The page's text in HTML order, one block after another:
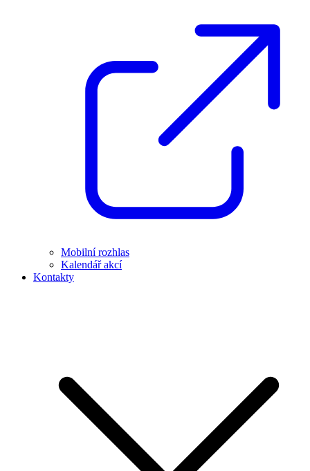
Mobilní rozhlas
Kalendář akcí
Kontakty